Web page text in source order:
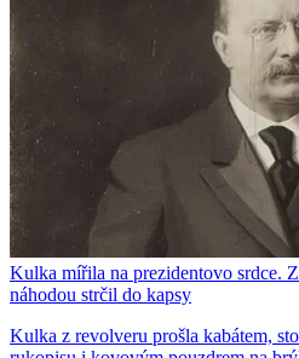
Kulka mířila na prezidentovo srdce.
náhodou strčil do kapsy
Kulka z revolveru prošla kabátem,